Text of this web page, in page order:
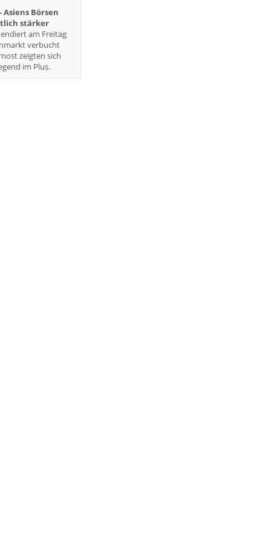
Asiens Börsen
stärker
am Freitag
verbucht
zeigten sich
im Plus.